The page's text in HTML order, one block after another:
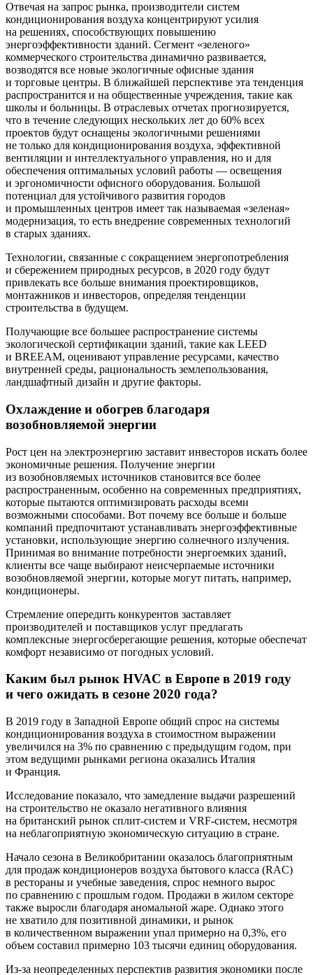
Отвечая на запрос рынка, производители систем
кондиционирования воздуха концентрируют усилия
на решениях, способствующих повышению
энергоэффективности зданий. Сегмент «зеленого»
коммерческого строительства динамично развивается,
возводятся все новые экологичные офисные здания
и торговые центры. В ближайшей перспективе эта тенденция
распространится и на общественные учреждения, такие как
школы и больницы. В отраслевых отчетах прогнозируется,
что в течение следующих нескольких лет до 60% всех
проектов будут оснащены экологичными решениями
не только для кондиционирования воздуха, эффективной
вентиляции и интеллектуального управления, но и для
обеспечения оптимальных условий работы — ​освещения
и эргономичности офисного оборудования. Большой
потенциал для устойчивого развития городов
и промышленных центров имеет так называемая «зеленая»
модернизация, то есть внедрение современных технологий
в старых зданиях.
Технологии, связанные с сокращением энергопотребления
и сбережением природных ресурсов, в 2020 году будут
привлекать все больше внимания проектировщиков,
монтажников и инвесторов, определяя тенденции
строительства в будущем.
Получающие все большее распространение системы
экологической сертификации зданий, такие как LEED
и BREEAM, оценивают управление ресурсами, качество
внутренней среды, рациональность землепользования,
ландшафтный дизайн и другие факторы.
Охлаждение и обогрев благодаря
возобновляемой энергии
Рост цен на электроэнергию заставит инвесторов искать более
экономичные решения. Получение энергии
из возобновляемых источников становится все более
распространенным, особенно на современных предприятиях,
которые пытаются оптимизировать расходы всеми
возможными способами. Вот почему все больше и больше
компаний предпочитают устанавливать энергоэффективные
установки, использующие энергию солнечного излучения.
Принимая во внимание потребности энергоемких зданий,
клиенты все чаще выбирают неисчерпаемые источники
возобновляемой энергии, которые могут питать, например,
кондиционеры.
Стремление опередить конкурентов заставляет
производителей и поставщиков услуг предлагать
комплексные энергосберегающие решения, которые обеспечат
комфорт независимо от погодных условий.
Каким был рынок HVAC в Европе в 2019 году
и чего ожидать в сезоне 2020 года?
В 2019 году в Западной Европе общий спрос на системы
кондиционирования воздуха в стоимостном выражении
увеличился на 3% по сравнению с предыдущим годом, при
этом ведущими рынками региона оказались Италия
и Франция.
Исследование показало, что замедление выдачи разрешений
на строительство не оказало негативного влияния
на британский рынок сплит-систем и VRF-систем, несмотря
на неблагоприятную экономическую ситуацию в стране.
Начало сезона в Великобритании оказалось благоприятным
для продаж кондиционеров воздуха бытового класса (RAC)
в рестораны и учебные заведения, спрос немного вырос
по сравнению с прошлым годом. Продажи в жилом секторе
также выросли благодаря аномальной жаре. Однако этого
не хватило для позитивной динамики, и рынок
в количественном выражении упал примерно на 0,3%, его
объем составил примерно 103 тысячи единиц оборудования.
Из-за неопределенных перспектив развития экономики после